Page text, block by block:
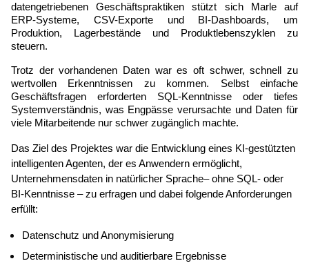
datengetriebenen Geschäftspraktiken stützt sich Marle auf
ERP-Systeme, CSV-Exporte und BI-Dashboards, um
Produktion, Lagerbestände und Produktlebenszyklen zu
steuern.
Trotz der vorhandenen Daten war es oft schwer, schnell zu
wertvollen Erkenntnissen zu kommen. Selbst einfache
Geschäftsfragen erforderten SQL-Kenntnisse oder tiefes
Systemverständnis, was Engpässe verursachte und Daten für
viele Mitarbeitende nur schwer zugänglich machte.
Das Ziel des Projektes war die Entwicklung eines KI-gestützten
intelligenten Agenten, der es Anwendern ermöglicht,
Unternehmensdaten in natürlicher Sprache– ohne SQL- oder
BI-Kenntnisse – zu erfragen und dabei folgende Anforderungen
erfüllt:
Datenschutz und Anonymisierung
Deterministische und auditierbare Ergebnisse